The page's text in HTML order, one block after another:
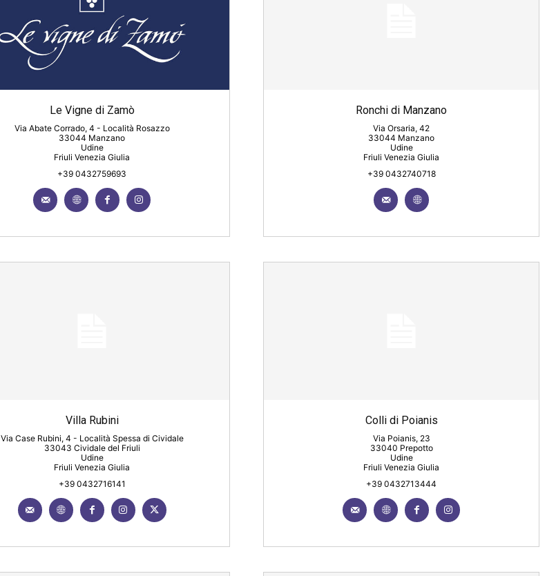
Le Vigne di Zamò
Via Abate Corrado, 4 - Località Rosazzo
33044 Manzano
Udine
Friuli Venezia Giulia
+39 0432759693
Ronchi di Manzano
Via Orsaria, 42
33044 Manzano
Udine
Friuli Venezia Giulia
+39 0432740718
Villa Rubini
Via Case Rubini, 4 - Località Spessa di Cividale
33043 Cividale del Friuli
Udine
Friuli Venezia Giulia
+39 0432716141
Colli di Poianis
Via Poianis, 23
33040 Prepotto
Udine
Friuli Venezia Giulia
+39 0432713444